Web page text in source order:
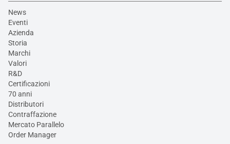
News
Eventi
Azienda
Storia
Marchi
Valori
R&D
Certificazioni
70 anni
Distributori
Contraffazione
Mercato Parallelo
Order Manager